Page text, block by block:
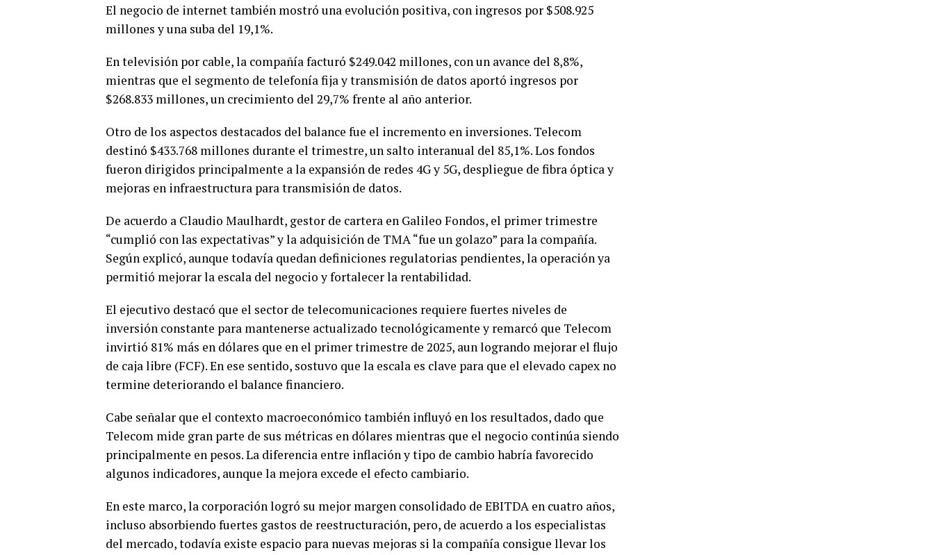
El negocio de internet también mostró una evolución positiva, con ingresos por $508.925
millones y una suba del 19,1%.
En televisión por cable, la compañía facturó $249.042 millones, con un avance del 8,8%,
mientras que el segmento de telefonía fija y transmisión de datos aportó ingresos por
$268.833 millones, un crecimiento del 29,7% frente al año anterior.
Otro de los aspectos destacados del balance fue el incremento en inversiones. Telecom
destinó $433.768 millones durante el trimestre, un salto interanual del 85,1%. Los fondos
fueron dirigidos principalmente a la expansión de redes 4G y 5G, despliegue de fibra óptica y
mejoras en infraestructura para transmisión de datos.
De acuerdo a Claudio Maulhardt, gestor de cartera en Galileo Fondos, el primer trimestre
“cumplió con las expectativas” y la adquisición de TMA “fue un golazo” para la compañía.
Según explicó, aunque todavía quedan definiciones regulatorias pendientes, la operación ya
permitió mejorar la escala del negocio y fortalecer la rentabilidad.
El ejecutivo destacó que el sector de telecomunicaciones requiere fuertes niveles de
inversión constante para mantenerse actualizado tecnológicamente y remarcó que Telecom
invirtió 81% más en dólares que en el primer trimestre de 2025, aun logrando mejorar el flujo
de caja libre (FCF). En ese sentido, sostuvo que la escala es clave para que el elevado capex no
termine deteriorando el balance financiero.
Cabe señalar que el contexto macroeconómico también influyó en los resultados, dado que
Telecom mide gran parte de sus métricas en dólares mientras que el negocio continúa siendo
principalmente en pesos. La diferencia entre inflación y tipo de cambio habría favorecido
algunos indicadores, aunque la mejora excede el efecto cambiario.
En este marco, la corporación logró su mejor margen consolidado de EBITDA en cuatro años,
incluso absorbiendo fuertes gastos de reestructuración, pero, de acuerdo a los especialistas
del mercado, todavía existe espacio para nuevas mejoras si la compañía consigue llevar los